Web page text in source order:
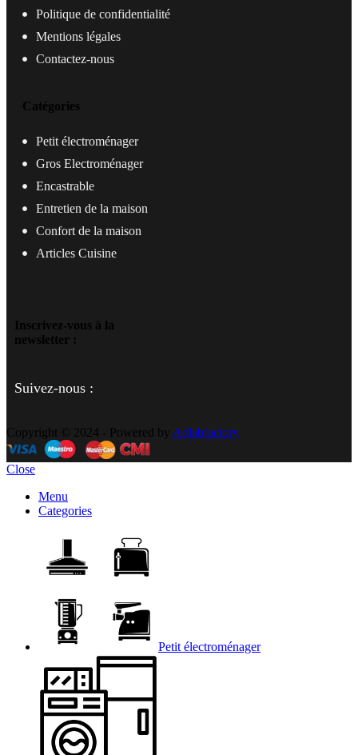
Politique de confidentialité
Mentions légales
Contactez-nous
Catégories
Petit électroménager
Gros Electroménager
Encastrable
Entretien de la maison
Confort de la maison
Articles Cuisine
Inscrivez-vous à la
newsletter :
Suivez-nous :
Copyright © 2024 - Powered by Adlabfactory
Close
Menu
Categories
Petit électroménager